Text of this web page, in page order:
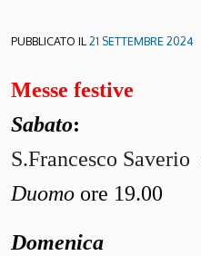
PUBBLICATO IL21 SETTEMBRE 2024
Messe festive
Sabato:
S.Francesco Saverio
Duomo ore 19.00
Domenica